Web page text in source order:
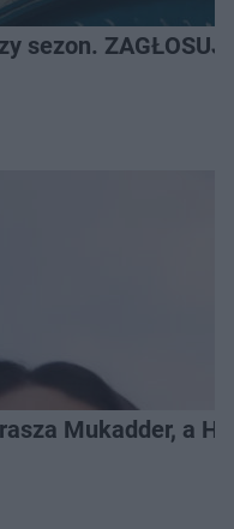
sezon. ZAGŁOSUJ
Mukadder, a